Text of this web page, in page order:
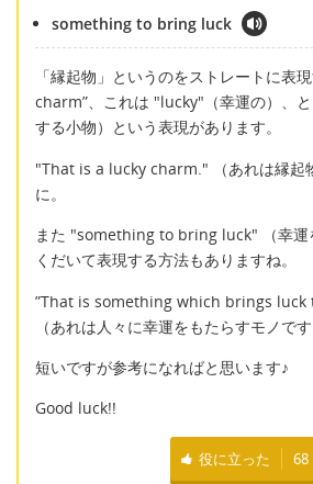
something to bring luck
「縁起物」というのをストレートに表
charm”、これは "lucky"（幸運の）、
する小物）という表現があります。
"That is a lucky charm." （あれは縁起
に。
また "something to bring luck" （幸運
くだいて表現する方法もありますね。
”That is something which brings luck
（あれは人々に幸運をもたらすモノです
短いですが参考になればと思います♪
Good luck!!
役に立った 68